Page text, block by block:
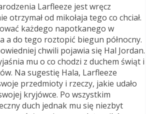
Larfleeze jest wręcz
otrzymał od mikołaja tego co chciał.
każdego napotkanego w
a do tego roztopić biegun północny.
chwili pojawia się Hal Jordan.
mu o co chodzi z duchem świąt i
Na sugestię Hala, Larfleeze
przedmioty i rzeczy, jakie udało
kryjówce. Po wszystkim
duch jednak mu się niezbyt